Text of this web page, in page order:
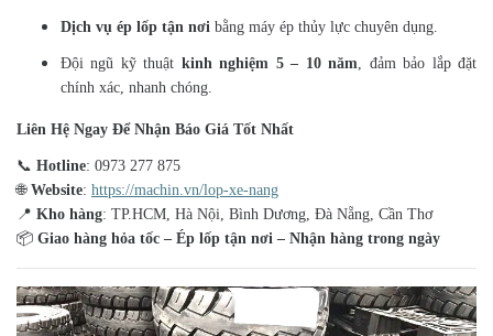
Dịch vụ ép lốp tận nơi bằng máy ép thủy lực chuyên dụng.
Đội ngũ kỹ thuật kinh nghiệm 5 – 10 năm , đảm bảo lắp đặt
chính xác, nhanh chóng.
Liên Hệ Ngay Để Nhận Báo Giá Tốt Nhất
📞 Hotline: 0973 277 875
🌐 Website: https://machin.vn/lop-xe-nang
📍 Kho hàng: TP.HCM, Hà Nội, Bình Dương, Đà Nẵng, Cần Thơ
📦 Giao hàng hỏa tốc – Ép lốp tận nơi – Nhận hàng trong ngày